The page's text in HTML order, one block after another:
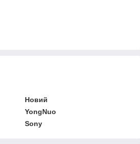
Новий
YongNuo
Sony